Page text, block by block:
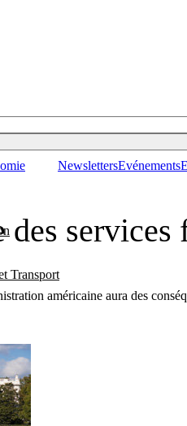
Transport
NewslettersEvénements
services
américaine aura des